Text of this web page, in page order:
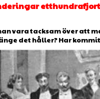
vara tacksam över att
det håller? Har